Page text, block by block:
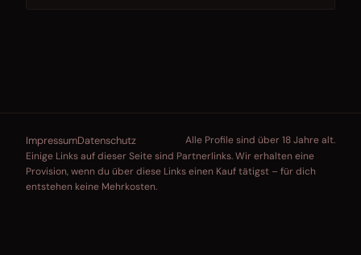
ImpressumDatenschutz
Alle Profile sind über 18 Jahre alt.
Einige Links auf dieser Seite sind Partnerlinks. Wir erhalten eine
Provision, wenn du über diese Links einen Kauf tätigst – für dich
entstehen keine Mehrkosten.